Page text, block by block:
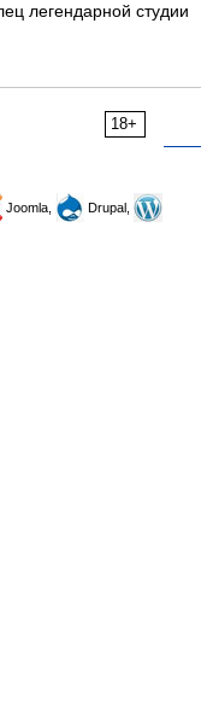
легендарной студии
18+
Joomla,
Drupal,